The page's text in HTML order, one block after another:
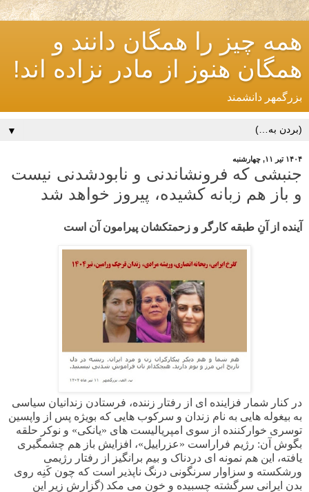
همه چیز را همگان دانند و
همگان هنوز از مادر نزاده اند!
بزرگمهر دانشمند
▼
۱۴۰۴ تیر ۱۱, چهارشنبه
جنبشی که فرونشاندنی و نابودشدنی نیست
و باز هم زبانه کشیده، پیروز خواهد شد
آینده از آنِ طبقه کارگر و زحمتکشان پیرامون آن است
در کنار شمار فزاینده ای از رفتار زننده، فرستادن زندانیان سیاسی
به بیغوله هایی به نام زندان و سرکوب هایی که بویژه پس از واپسین
توسری خوارکننده از سوی امپریالیست های «یانکی» و نوکر حلقه
بگوش آن: رژیم فراراست «عزراییل»، افزایش باز هم چشمگیری
یافته، این هم نمونه ای دردناک و بیم برانگیز از رفتار رژیمی
ورشکسته و سزاوار سرنگونی درنگ ناپذیر است که چون کَنِه روی
بدن ایرانی سرگشته چسبیده و خون می مکد (گزارش زیر این